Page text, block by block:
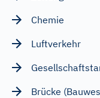
Chemie
Luftverkehr
Brücke